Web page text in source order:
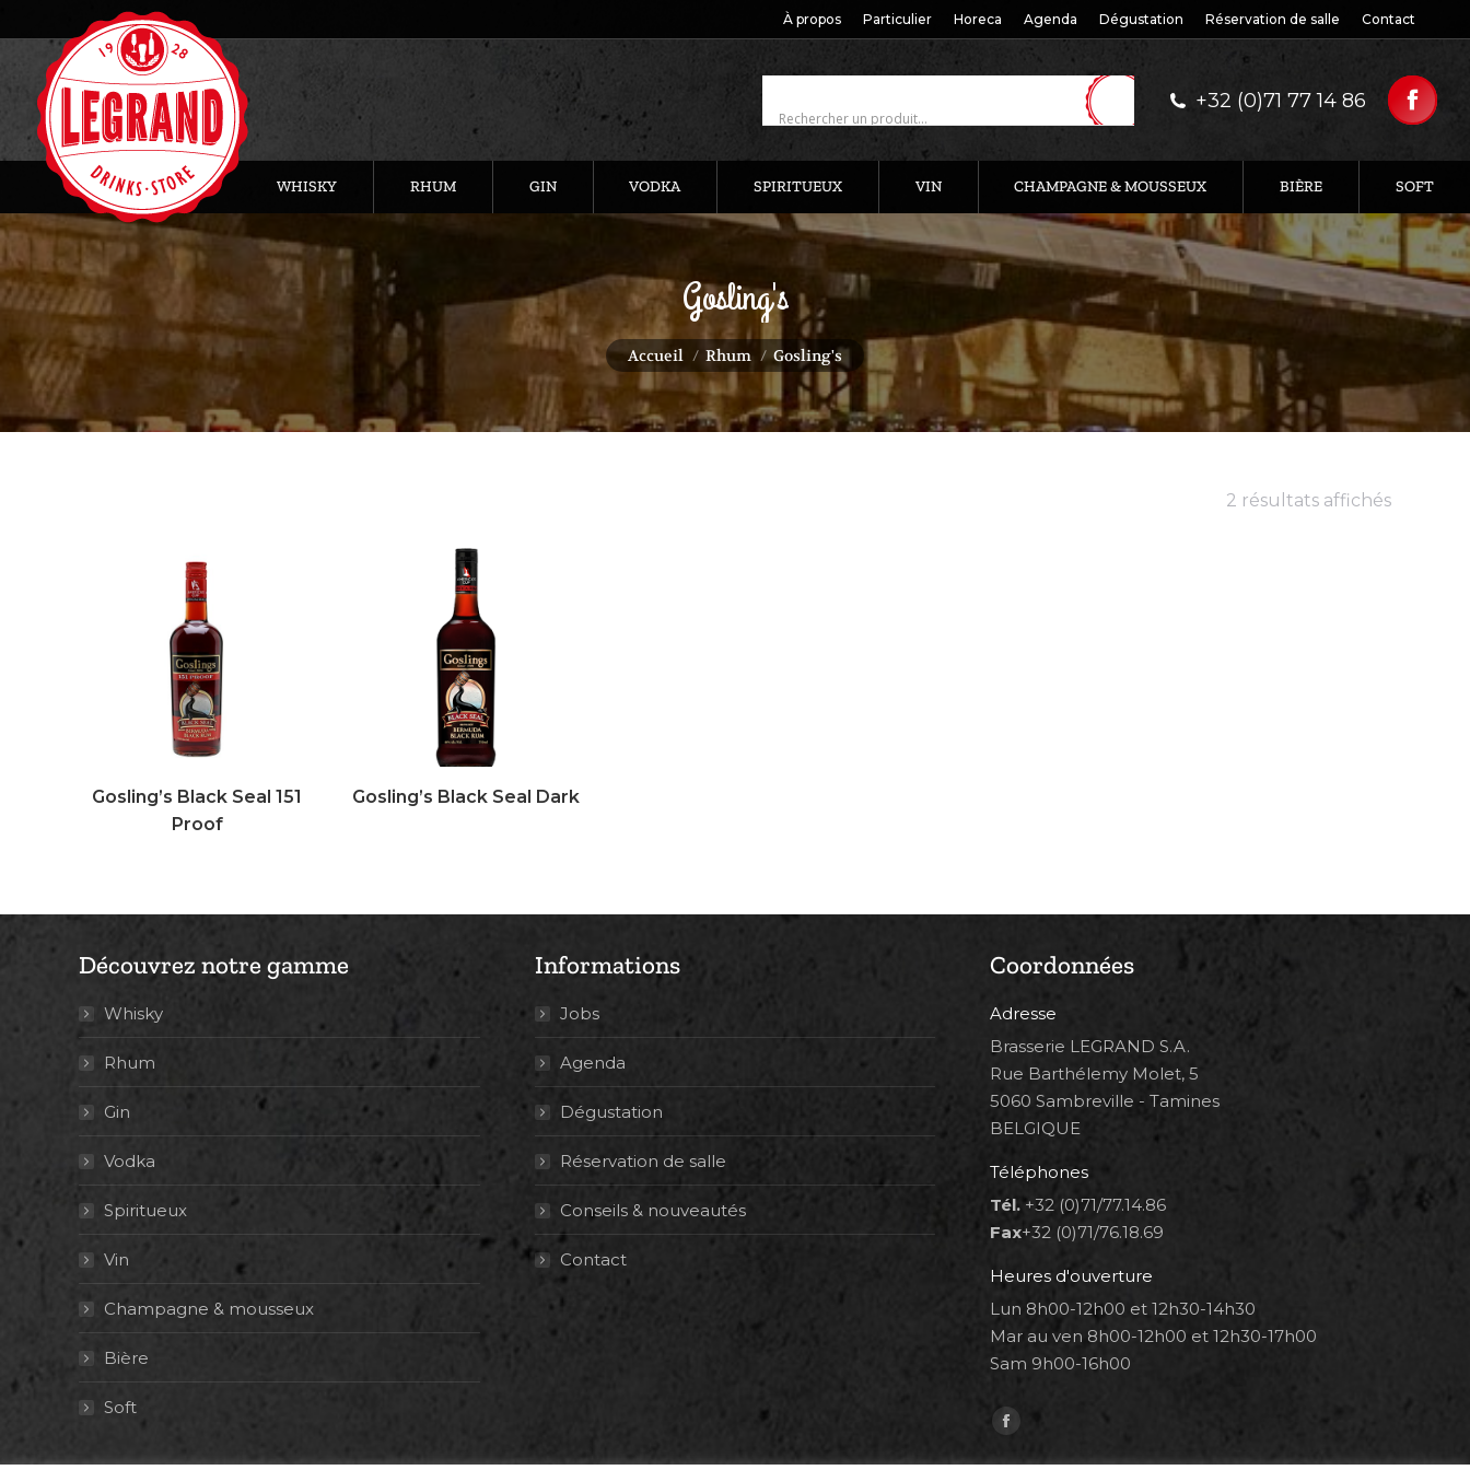
À propos Particulier Horeca Agenda Dégustation Réservation de salle Contact
+32 (0)71 77 14 86
WHISKY RHUM GIN VODKA SPIRITUEUX VIN CHAMPAGNE & MOUSSEUX BIÈRE SOFT
Gosling's
Vous êtes ici :
Accueil Rhum Gosling's
2 résultats affichés
Gosling’s Black Seal 151
Proof
Gosling’s Black Seal Dark
Découvrez notre gamme
Whisky
Rhum
Gin
Vodka
Spiritueux
Vin
Champagne & mousseux
Bière
Soft
Informations
Jobs
Agenda
Dégustation
Réservation de salle
Conseils & nouveautés
Contact
Coordonnées
Adresse
Brasserie LEGRAND S.A.
Rue Barthélemy Molet, 5
5060 Sambreville - Tamines
BELGIQUE
Téléphones
Tél. +32 (0)71/77.14.86
Fax+32 (0)71/76.18.69
Heures d'ouverture
Lun 8h00-12h00 et 12h30-14h30
Mar au ven 8h00-12h00 et 12h30-17h00
Sam 9h00-16h00
Trouvez nous sur :
Facebook
page